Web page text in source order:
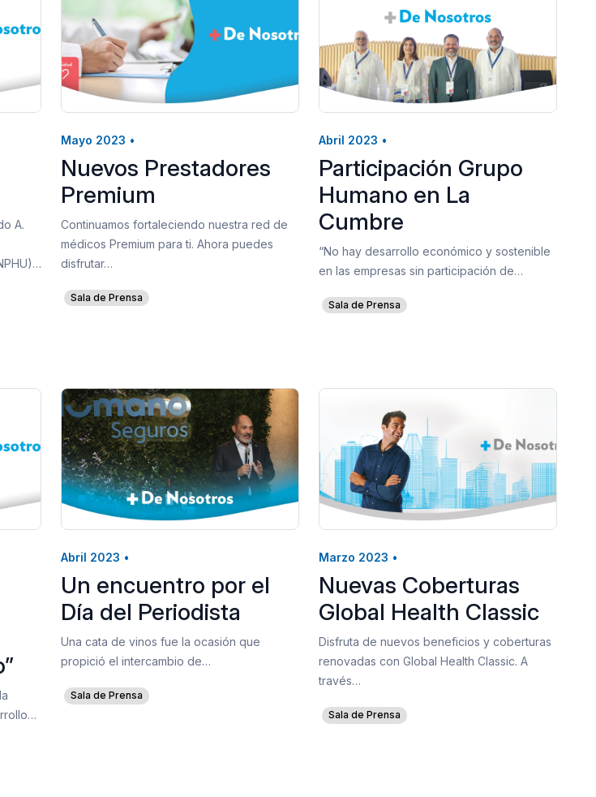
A.
Mayo 2023 •
Nuevos Prestadores
Premium
Continuamos fortaleciendo nuestra red de
médicos Premium para ti. Ahora puedes
disfrutar…
Sala de Prensa
Abril 2023 •
Participación Grupo
Humano en La
Cumbre
“No hay desarrollo económico y sostenible
en las empresas sin participación de…
Sala de Prensa
Abril 2023 •
Un encuentro por el
Día del Periodista
Una cata de vinos fue la ocasión que
propició el intercambio de…
Sala de Prensa
Marzo 2023 •
Nuevas Coberturas
Global Health Classic
Disfruta de nuevos beneficios y coberturas
renovadas con Global Health Classic. A
través…
Sala de Prensa